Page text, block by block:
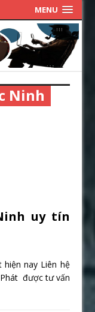
MENU
Ninh
uy tín
nay Liên hệ
được tư vấn